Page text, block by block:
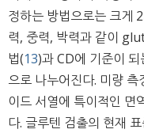
정하는 방법으로는 크게
력, 중력, 박력과 같이
법(13)과 CD에 기준이
으로 나누어진다. 미량
이드 서열에 특이적인 면
다. 글루텐 검출의 현재